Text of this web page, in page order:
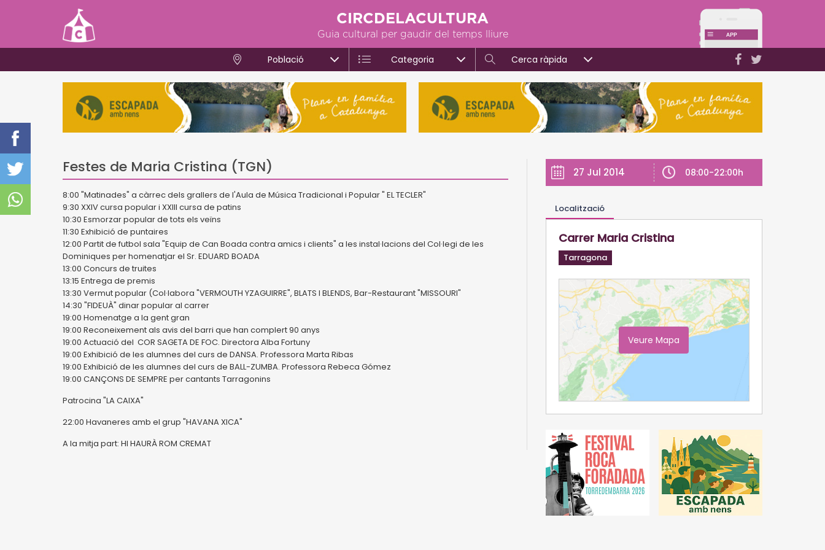
CIRCDELACULTURA
Guia cultural per gaudir del temps lliure
Població Categoria Cerca ràpida
Festes de Maria Cristina (TGN)
8:00 "Matinades" a càrrec dels grallers de l'Aula de Música Tradicional i Popular " EL TECLER"
9:30 XXIV cursa popular i XXIII cursa de patins
10:30 Esmorzar popular de tots els veïns
11:30 Exhibició de puntaires
12:00 Partit de futbol sala "Equip de Can Boada contra amics i clients" a les instal·lacions del Col·legi de les
Dominiques per homenatjar el Sr. EDUARD BOADA
13:00 Concurs de truites
13:15 Entrega de premis
13:30 Vermut popular (Col·labora "VERMOUTH YZAGUIRRE", BLATS I BLENDS, Bar-Restaurant "MISSOURI"
14:30 "FIDEUÀ" dinar popular al carrer
19:00 Homenatge a la gent gran
19:00 Reconeixement als avis del barri que han complert 90 anys
19:00 Actuació del COR SAGETA DE FOC. Directora Alba Fortuny
19:00 Exhibició de les alumnes del curs de DANSA. Professora Marta Ribas
19:00 Exhibició de les alumnes del curs de BALL-ZUMBA. Professora Rebeca Gómez
19:00 CANÇONS DE SEMPRE per cantants Tarragonins
Patrocina "LA CAIXA"
22:00 Havaneres amb el grup "HAVANA XICA"
A la mitja part: HI HAURÀ ROM CREMAT
27 Jul 2014 08:00-22:00h
Localització
Carrer Maria Cristina
Tarragona
Veure Mapa